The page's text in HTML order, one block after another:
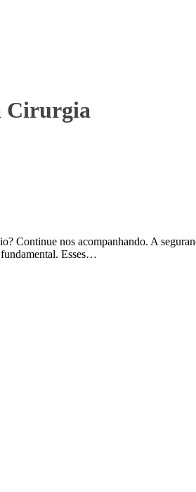
Cirurgia
Continue nos acompanhando. A
fundamental. Esses…